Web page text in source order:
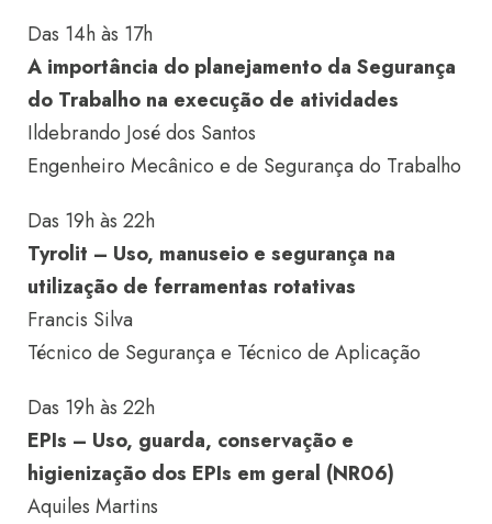
Das 14h às 17h
A importância do planejamento da Segurança
do Trabalho na execução de atividades
Ildebrando José dos Santos
Engenheiro Mecânico e de Segurança do Trabalho
Das 19h às 22h
Tyrolit – Uso, manuseio e segurança na
utilização de ferramentas rotativas
Francis Silva
Técnico de Segurança e Técnico de Aplicação
Das 19h às 22h
EPIs – Uso, guarda, conservação e
higienização dos EPIs em geral (NR06)
Aquiles Martins